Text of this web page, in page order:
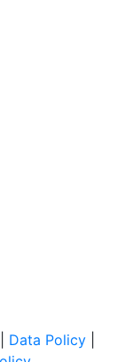
Data Policy